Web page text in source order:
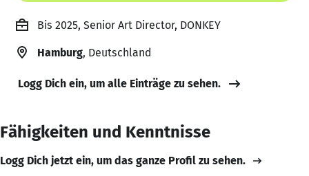
Bis 2025, Senior Art Director, DONKEY
Hamburg, Deutschland
Logg Dich ein, um alle Einträge zu sehen.
Fähigkeiten und Kenntnisse
Logg Dich jetzt ein, um das ganze Profil zu sehen.